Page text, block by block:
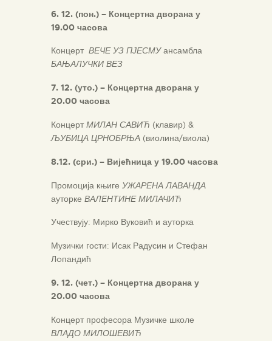
6. 12. (пон.) – Концертна дворана у
19.00 часова
Концерт ВЕЧЕ УЗ ПЈЕСМУансамбла
БАЊАЛУЧКИ ВЕЗ
7. 12. (уто.) – Концертна дворана у
20.00 часова
Концерт МИЛАН САВИЋ (клавир) &
ЉУБИЦА ЦРНОБРЊА (виолина/виола)
8.12. (сри.) – Вијећница у 19.00 часова
Промоција књиге УЖАРЕНА ЛАВАНДА
ауторке ВАЛЕНТИНЕ МИЛАЧИЋ
Учествују: Мирко Вуковић и ауторка
Музички гости: Исак Радусин и Стефан
Лoпандић
9. 12. (чет.) – Концертна дворана у
20.00 часова
Концерт професора Музичке школе
ВЛАДО МИЛОШЕВИЋ